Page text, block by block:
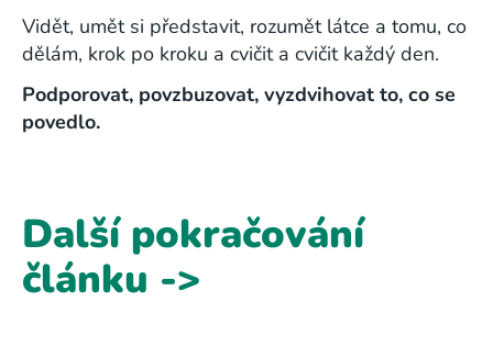
Vidět, umět si představit, rozumět látce a tomu, co
dělám, krok po kroku a cvičit a cvičit každý den.
Podporovat, povzbuzovat, vyzdvihovat to, co se
povedlo.
Další pokračování
článku ->